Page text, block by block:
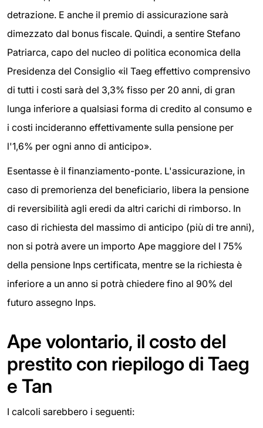
detrazione. E anche il premio di assicurazione sarà
dimezzato dal bonus fiscale. Quindi, a sentire Stefano
Patriarca, capo del nucleo di politica economica della
Presidenza del Consiglio «il Taeg effettivo comprensivo
di tutti i costi sarà del 3,3% fisso per 20 anni, di gran
lunga inferiore a qualsiasi forma di credito al consumo e
i costi incideranno effettivamente sulla pensione per
l'1,6% per ogni anno di anticipo».
Esentasse è il finanziamento-ponte. L'assicurazione, in
caso di premorienza del beneficiario, libera la pensione
di reversibilità agli eredi da altri carichi di rimborso. In
caso di richiesta del massimo di anticipo (più di tre anni),
non si potrà avere un importo Ape maggiore del l 75%
della pensione Inps certificata, mentre se la richiesta è
inferiore a un anno si potrà chiedere fino al 90% del
futuro assegno Inps.
Ape volontario, il costo del
prestito con riepilogo di Taeg
e Tan
I calcoli sarebbero i seguenti: